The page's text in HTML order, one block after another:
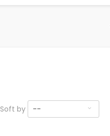
Soft by --